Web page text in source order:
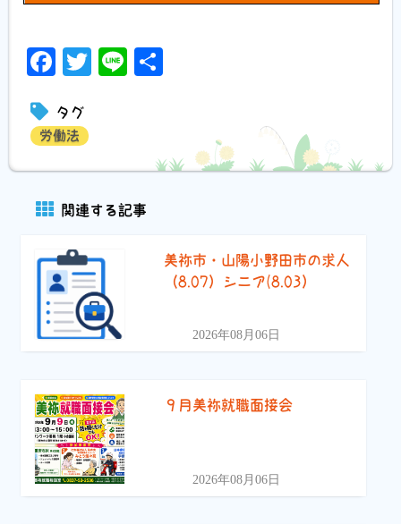
Facebook
Twitter
Line
タグ
労働法
関連する記事
美祢市・山陽小野田市の求人
（8.07）シニア(8.03）
2026年08月06日
９月美祢就職面接会
2026年08月06日